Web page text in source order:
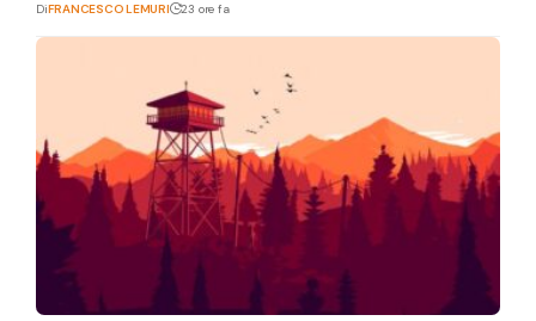
DiFRANCESCO LEMURI 23 ore fa